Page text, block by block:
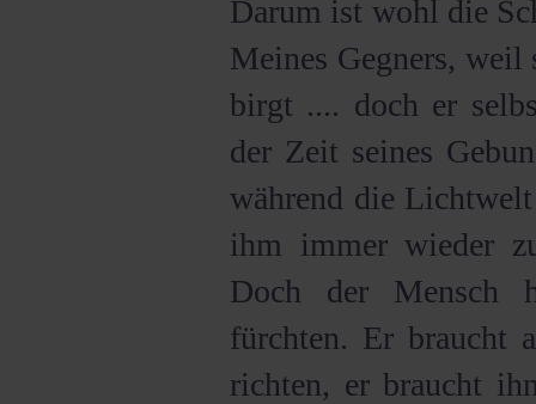
Darum ist wohl die
Meines Gegners, weil
birgt .... doch er
der Zeit seines
während die
ihm immer wieder
Doch der Mensch
fürchten. Er braucht
richten, er braucht